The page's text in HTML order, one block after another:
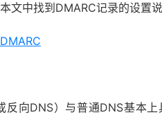
文中找到DMARC记录的设置说
反向DNS）与普通DNS基本